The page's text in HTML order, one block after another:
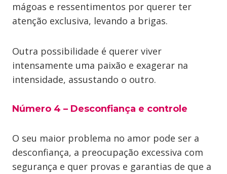
mágoas e ressentimentos por querer ter
atenção exclusiva, levando a brigas.
Outra possibilidade é querer viver
intensamente uma paixão e exagerar na
intensidade, assustando o outro.
Número 4 – Desconfiança e controle
O seu maior problema no amor pode ser a
desconfiança, a preocupação excessiva com
segurança e quer provas e garantias de que a